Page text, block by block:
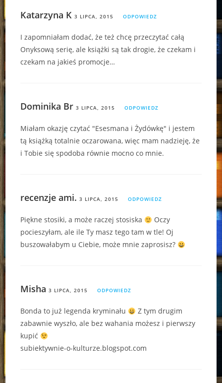
Katarzyna K 3 LIPCA, 2015 ODPOWIEDZ
I zapomniałam dodać, że też chcę przeczytać całą
Onyksową serię, ale książki są tak drogie, że czekam i
czekam na jakieś promocje…
Dominika Br 3 LIPCA, 2015 ODPOWIEDZ
Miałam okazję czytać "Esesmana i Żydówkę" i jestem
tą książką totalnie oczarowana, więc mam nadzieję, że
i Tobie się spodoba równie mocno co mnie.
recenzje ami. 3 LIPCA, 2015 ODPOWIEDZ
Piękne stosiki, a może raczej stosiska
Oczy
pocieszyłam, ale ile Ty masz tego tam w tle! Oj
buszowałabym u Ciebie, może mnie zaprosisz?
Misha 3 LIPCA, 2015 ODPOWIEDZ
Bonda to już legenda kryminału
Z tym drugim
zabawnie wyszło, ale bez wahania możesz i pierwszy
kupić
subiektywnie-o-kulturze.blogspot.com